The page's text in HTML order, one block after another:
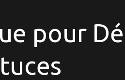
pour